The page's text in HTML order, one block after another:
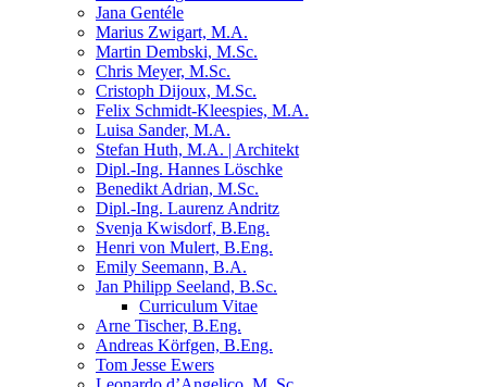
Jana Gentéle
Marius Zwigart, M.A.
Martin Dembski, M.Sc.
Chris Meyer, M.Sc.
Cristoph Dijoux, M.Sc.
Felix Schmidt-Kleespies, M.A.
Luisa Sander, M.A.
Stefan Huth, M.A. | Architekt
Dipl.-Ing. Hannes Löschke
Benedikt Adrian, M.Sc.
Dipl.-Ing. Laurenz Andritz
Svenja Kwisdorf, B.Eng.
Henri von Mulert, B.Eng.
Emily Seemann, B.A.
Jan Philipp Seeland, B.Sc.
Curriculum Vitae
Arne Tischer, B.Eng.
Andreas Körfgen, B.Eng.
Tom Jesse Ewers